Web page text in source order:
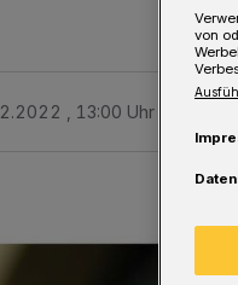
, 13:00 Uhr
von